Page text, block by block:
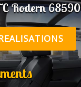
Rodern 68590